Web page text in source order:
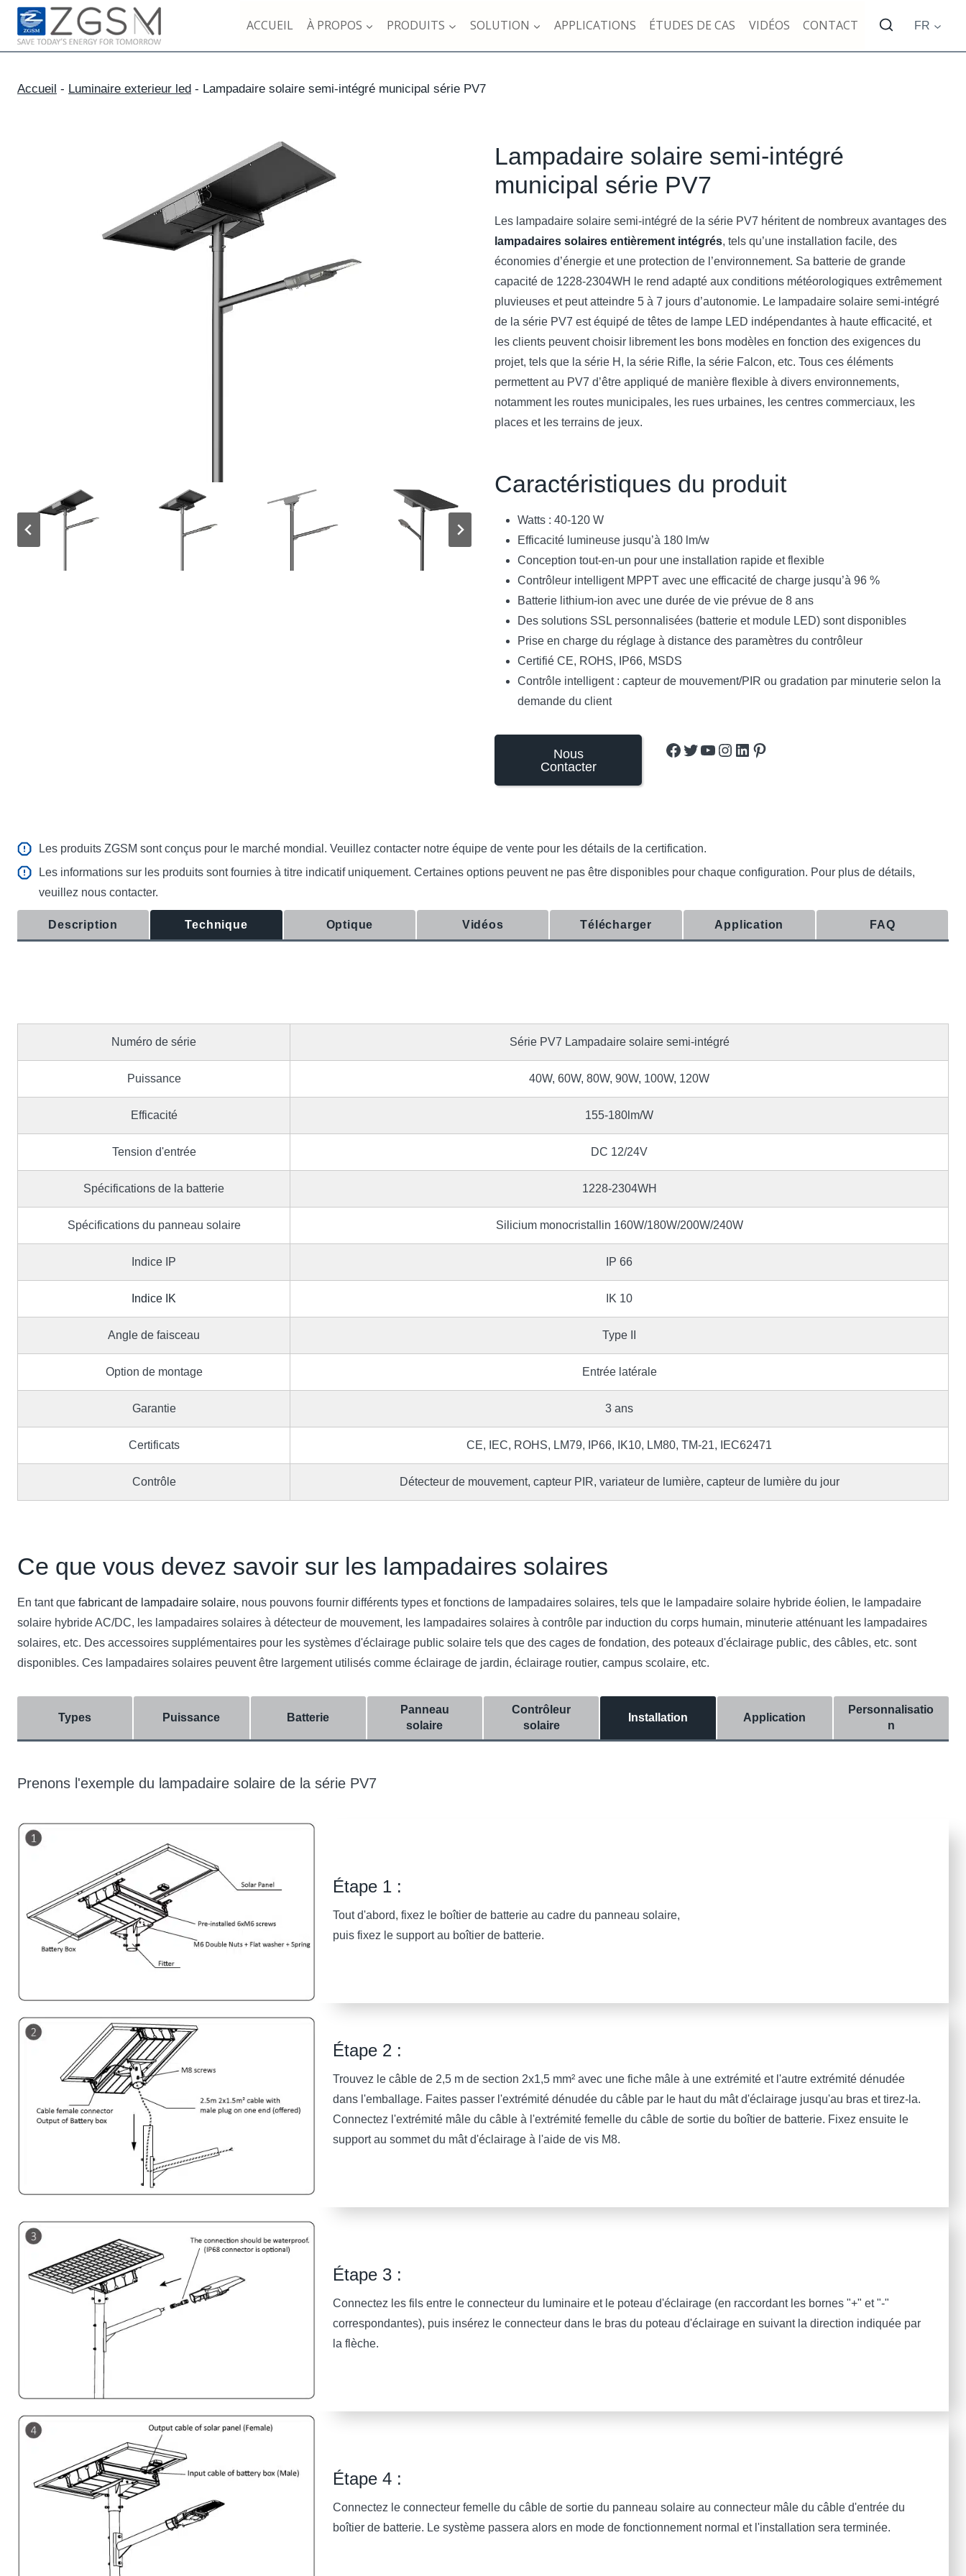
Skip
content
ACCUEIL À PROPOS PRODUITS SOLUTION APPLICATIONS ÉTUDES DE CAS VIDÉOS CONTACT FR
Accueil - Luminaire exterieur led - Lampadaire solaire semi-intégré municipal série PV7
Lampadaire solaire semi-intégré
municipal série PV7
Les lampadaire solaire semi-intégré de la série PV7 héritent de nombreux avantages des
lampadaires solaires entièrement intégrés, tels qu’une installation facile, des
économies d’énergie et une protection de l’environnement. Sa batterie de grande
capacité de 1228-2304WH le rend adapté aux conditions météorologiques extrêmement
pluvieuses et peut atteindre 5 à 7 jours d’autonomie. Le lampadaire solaire semi-intégré
de la série PV7 est équipé de têtes de lampe LED indépendantes à haute efficacité, et
les clients peuvent choisir librement les bons modèles en fonction des exigences du
projet, tels que la série H, la série Rifle, la série Falcon, etc. Tous ces éléments
permettent au PV7 d’être appliqué de manière flexible à divers environnements,
notamment les routes municipales, les rues urbaines, les centres commerciaux, les
places et les terrains de jeux.
Caractéristiques du produit
Watts : 40-120 W
Efficacité lumineuse jusqu’à 180 lm/w
Conception tout-en-un pour une installation rapide et flexible
Contrôleur intelligent MPPT avec une efficacité de charge jusqu’à 96 %
Batterie lithium-ion avec une durée de vie prévue de 8 ans
Des solutions SSL personnalisées (batterie et module LED) sont disponibles
Prise en charge du réglage à distance des paramètres du contrôleur
Certifié CE, ROHS, IP66, MSDS
Contrôle intelligent : capteur de mouvement/PIR ou gradation par minuterie selon la
demande du client
Nous
Contacter
Facebook Twitter YouTube Instagram LinkedIn Pinterest
Les produits ZGSM sont conçus pour le marché mondial. Veuillez contacter notre équipe de vente pour les détails de la certification.
Les informations sur les produits sont fournies à titre indicatif uniquement. Certaines options peuvent ne pas être disponibles pour chaque configuration. Pour plus de détails,
veuillez nous contacter.
Description Technique Optique Vidéos Télécharger Application FAQ
Numéro de série Série PV7 Lampadaire solaire semi-intégré
Puissance 40W, 60W, 80W, 90W, 100W, 120W
Efficacité 155-180lm/W
Tension d'entrée DC 12/24V
Spécifications de la batterie 1228-2304WH
Spécifications du panneau solaire Silicium monocristallin 160W/180W/200W/240W
Indice IP IP 66
Indice IK IK 10
Angle de faisceau Type II
Option de montage Entrée latérale
Garantie 3 ans
Certificats CE, IEC, ROHS, LM79, IP66, IK10, LM80, TM-21, IEC62471
Contrôle Détecteur de mouvement, capteur PIR, variateur de lumière, capteur de lumière du jour
Ce que vous devez savoir sur les lampadaires solaires
En tant que fabricant de lampadaire solaire, nous pouvons fournir différents types et fonctions de lampadaires solaires, tels que le lampadaire solaire hybride éolien, le lampadaire
solaire hybride AC/DC, les lampadaires solaires à détecteur de mouvement, les lampadaires solaires à contrôle par induction du corps humain, minuterie atténuant les lampadaires
solaires, etc. Des accessoires supplémentaires pour les systèmes d'éclairage public solaire tels que des cages de fondation, des poteaux d'éclairage public, des câbles, etc. sont
disponibles. Ces lampadaires solaires peuvent être largement utilisés comme éclairage de jardin, éclairage routier, campus scolaire, etc.
Types Puissance Batterie
Panneau
solaire
Contrôleur
solaire
Installation Application
Personnalisatio
n
Prenons l'exemple du lampadaire solaire de la série PV7
Étape 1 :
Tout d'abord, fixez le boîtier de batterie au cadre du panneau solaire,
puis fixez le support au boîtier de batterie.
Étape 2 :
Trouvez le câble de 2,5 m de section 2x1,5 mm² avec une fiche mâle à une extrémité et l'autre extrémité dénudée
dans l'emballage. Faites passer l'extrémité dénudée du câble par le haut du mât d'éclairage jusqu'au bras et tirez-la.
Connectez l'extrémité mâle du câble à l'extrémité femelle du câble de sortie du boîtier de batterie. Fixez ensuite le
support au sommet du mât d'éclairage à l'aide de vis M8.
Étape 3 :
Connectez les fils entre le connecteur du luminaire et le poteau d'éclairage (en raccordant les bornes "+" et "-"
correspondantes), puis insérez le connecteur dans le bras du poteau d'éclairage en suivant la direction indiquée par
la flèche.
Étape 4 :
Connectez le connecteur femelle du câble de sortie du panneau solaire au connecteur mâle du câble d'entrée du
boîtier de batterie. Le système passera alors en mode de fonctionnement normal et l'installation sera terminée.